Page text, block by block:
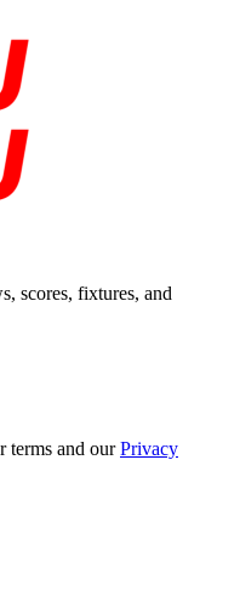
scores, fixtures, and
terms and ourPrivacy